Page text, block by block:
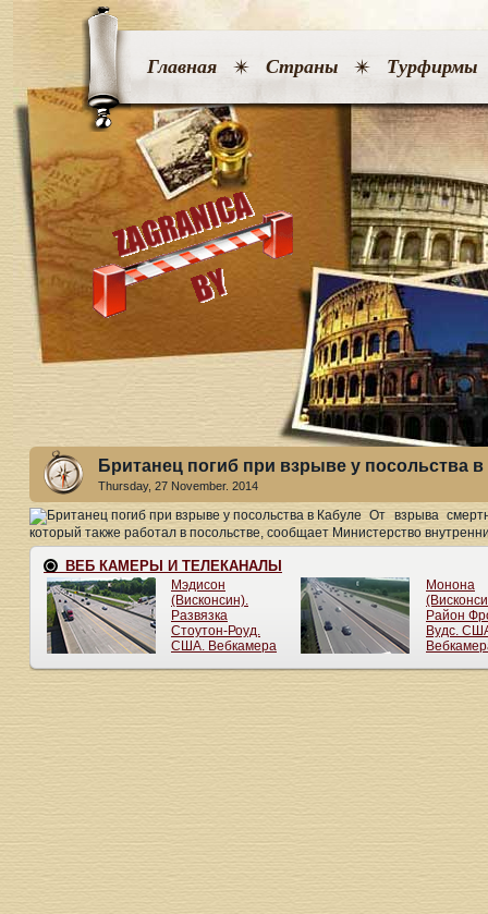
Главная Страны Турфирмы
Британец погиб при взрыве у посольства в
Thursday, 27 November. 2014
От взрыва
который также работал в посольстве, сообщает Министерство